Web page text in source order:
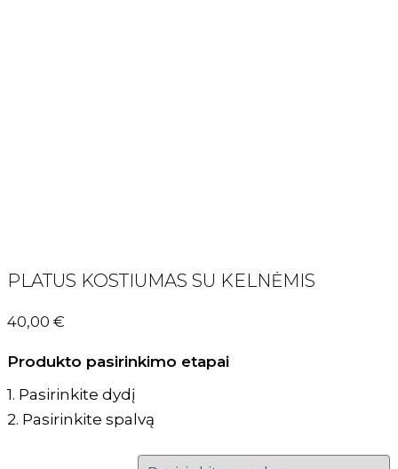
PLATUS KOSTIUMAS SU KELNĖMIS
40,00 €
Produkto pasirinkimo etapai
1. Pasirinkite dydį
2. Pasirinkite spalvą